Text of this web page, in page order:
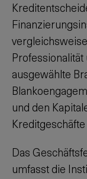
ausgewählte
und den
Das
umfasst die